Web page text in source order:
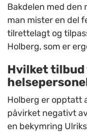
Bakdelen med den
man mister en del
tilrettelagt og
Holberg, som er
Hvilket tilbud
Holberg er opptatt
påvirket negativt
en bekymring